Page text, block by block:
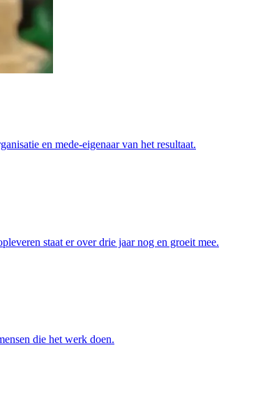
en mede-eigenaar van het resultaat.
staat er over drie jaar nog en groeit mee.
die het werk doen.